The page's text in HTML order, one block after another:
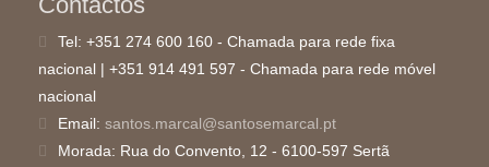
Tel: +351 274 600 160 - Chamada para rede fixa
nacional | +351 914 491 597 - Chamada para rede móvel
nacional
Email: santos.marcal@santosemarcal.pt
Morada: Rua do Convento, 12 - 6100-597 Sertã